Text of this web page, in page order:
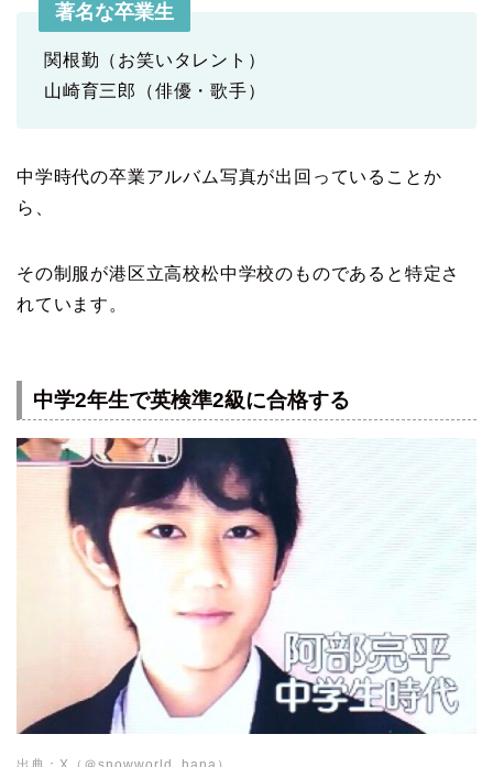
著名な卒業生
関根勤（お笑いタレント）
山崎育三郎（俳優・歌手）
中学時代の卒業アルバム写真が出回っていることか
ら、
その制服が港区立高校松中学校のものであると特定さ
れています。
中学2年生で英検準2級に合格する